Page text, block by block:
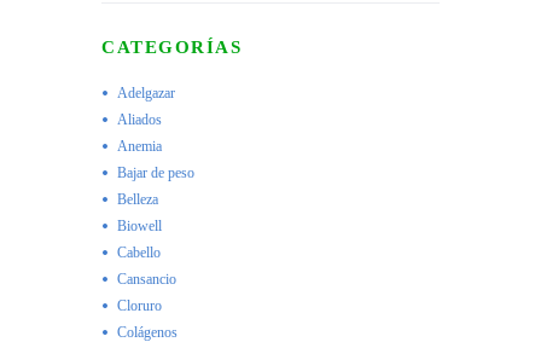
CATEGORÍAS
Adelgazar
Aliados
Anemia
Bajar de peso
Belleza
Biowell
Cabello
Cansancio
Cloruro
Colágenos